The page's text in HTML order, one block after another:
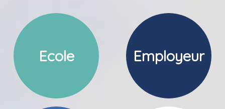
Ecole Employeur